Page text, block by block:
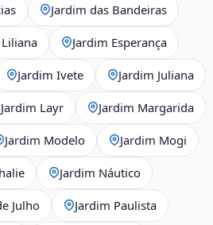
Jardim das Bandeiras
Jardim Esperança
Jardim Ivete Jardim Juliana
Jardim Layr Jardim Margarida
Jardim Modelo Jardim Mogi
Jardim Náutico
Julho Jardim Paulista